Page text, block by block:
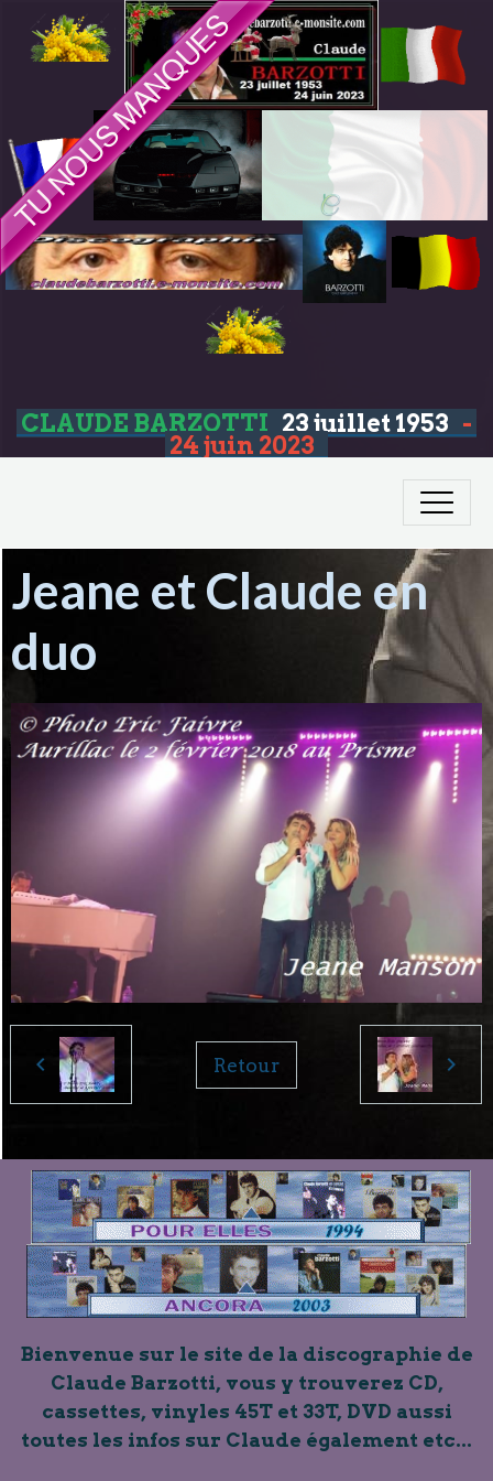
CLAUDE BARZOTTI 23 juillet 1953 -
24 juin 2023
Jeane et Claude en
duo
Retour
Bienvenue sur le site de la discographie de
Claude Barzotti, vous y trouverez CD,
cassettes, vinyles 45T et 33T, DVD aussi
toutes les infos sur Claude également etc...